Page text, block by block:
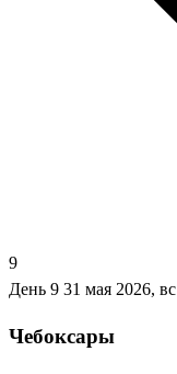
9
День 9 31 мая 2026, вс
Чебоксары